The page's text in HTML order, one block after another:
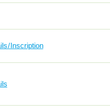
/ Inscription